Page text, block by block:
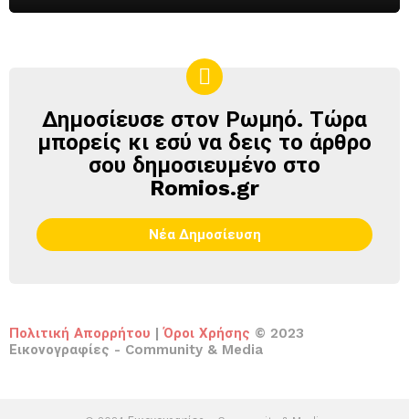
ΔΗΜΟΣΊΕΥΣΕ
ΣΤΟΝ
ΡΩΜΗΌ
Δημοσίευσε στον Ρωμηό. Τώρα
μπορείς κι εσύ να δεις το άρθρο
σου δημοσιευμένο στο
Romios.gr
Νέα Δημοσίευση
Πολιτική Απορρήτου | Όροι Χρήσης © 2023
Εικονογραφίες - Community & Media